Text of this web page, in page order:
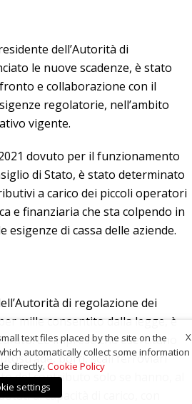
dell’Autorità di
le nuove scadenze, è stato
e collaborazione con il
regolatorie, nell’ambito
vigente.
dovuto per il funzionamento
di Stato, è stato determinato
a carico dei piccoli operatori
e finanziaria che sta colpendo in
di cassa delle aziende.
di regolazione dei
mille consentito dalla legge, è
Le imprese che esercitano
porti, scali ferroviari
del contributo solo se hanno, al
di capacità di carico, con
X
text files placed by the site on the
automatically collect some information
directly. Cookie Policy
settings